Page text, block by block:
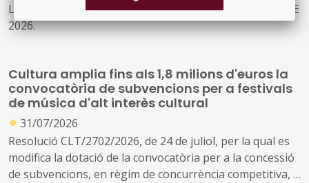
La Comissió Europea ha llançat la convocatòria DAPHNE
2026.
Cultura amplia fins als 1,8 milions d'euros la
convocatòria de subvencions per a festivals
de música d'alt interès cultural
● 31/07/2026
Resolució CLT/2702/2026, de 24 de juliol, per la qual es
modifica la dotació de la convocatòria per a la concessió
de subvencions, en règim de concurrència competitiva, a